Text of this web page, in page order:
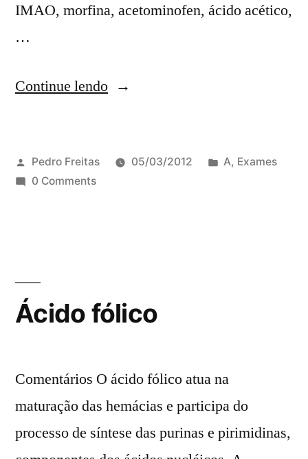
IMAO, morfina, acetominofen, ácido acético,
…
Continue lendo
Pedro Freitas 05/03/2012 A, Exames
0 Comments
Ácido fólico
Comentários O ácido fólico atua na
maturação das hemácias e participa do
processo de síntese das purinas e pirimidinas,